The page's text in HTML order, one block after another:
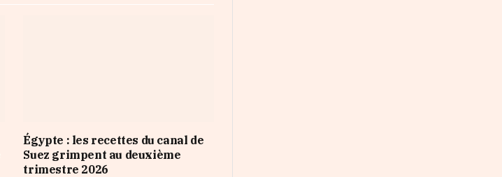
Égypte : les recettes du canal de
Suez grimpent au deuxième
trimestre 2026